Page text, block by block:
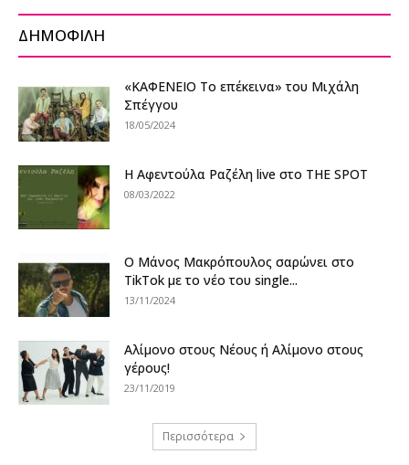
ΔΗΜΟΦΙΛΗ
«ΚΑΦΕΝΕΙΟ Το επέκεινα» του Μιχάλη
Σπέγγου
18/05/2024
Η Αφεντούλα Ραζέλη live στο THE SPOT
08/03/2022
Ο Μάνος Μακρόπουλος σαρώνει στο
TikTok με το νέο του single...
13/11/2024
Αλίμονο στους Νέους ή Αλίμονο στους
γέρους!
23/11/2019
Περισσότερα